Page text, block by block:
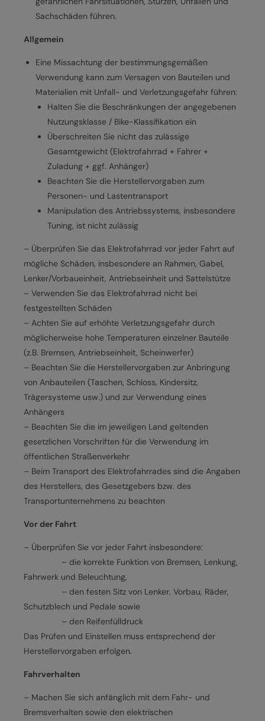
Sachschäden führen.
Allgemein
Eine Missachtung der bestimmungsgemäßen
Verwendung kann zum Versagen von Bauteilen und
Materialien mit Unfall- und Verletzungsgefahr führen:
Halten Sie die Beschränkungen der angegebenen
Nutzungsklasse / Bike-Klassifikation ein
Überschreiten Sie nicht das zulässige
Gesamtgewicht (Elektrofahrrad + Fahrer +
Zuladung + ggf. Anhänger)
Beachten Sie die Herstellervorgaben zum
Personen- und Lastentransport
Manipulation des Antriebssystems, insbesondere
Tuning, ist nicht zulässig
– Überprüfen Sie das Elektrofahrrad vor jeder Fahrt auf
mögliche Schäden, insbesondere an Rahmen, Gabel,
Lenker/Vorbaueinheit, Antriebseinheit und Sattelstütze
– Verwenden Sie das Elektrofahrrad nicht bei
festgestellten Schäden
– Achten Sie auf erhöhte Verletzungsgefahr durch
möglicherweise hohe Temperaturen einzelner Bauteile
(z.B. Bremsen, Antriebseinheit, Scheinwerfer)
– Beachten Sie die Herstellervorgaben zur Anbringung
von Anbauteilen (Taschen, Schloss, Kindersitz,
Trägersysteme usw.) und zur Verwendung eines
Anhängers
– Beachten Sie die im jeweiligen Land geltenden
gesetzlichen Vorschriften für die Verwendung im
öffentlichen Straßenverkehr
– Beim Transport des Elektrofahrrades sind die Angaben
des Herstellers, des Gesetzgebers bzw. des
Transportunternehmens zu beachten
Vor der Fahrt
– Überprüfen Sie vor jeder Fahrt insbesondere:
– die korrekte Funktion von Bremsen, Lenkung,
Fahrwerk und Beleuchtung,
– den festen Sitz von Lenker, Vorbau, Räder,
Schutzblech und Pedale sowie
– den Reifenfülldruck
Das Prüfen und Einstellen muss entsprechend der
Herstellervorgaben erfolgen.
Fahrverhalten
– Machen Sie sich anfänglich mit dem Fahr- und
Bremsverhalten sowie den elektrischen